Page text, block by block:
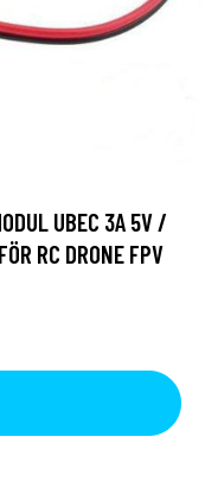
UBEC 3A 5V /
RC DRONE FPV